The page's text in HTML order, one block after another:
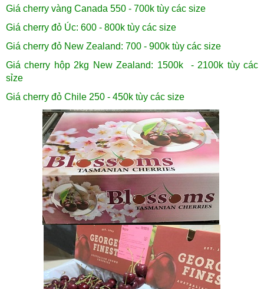
Giá cherry vàng Canada 550 - 700k tùy các size
Giá cherry đỏ Úc: 600 - 800k tùy các size
Giá cherry đỏ New Zealand: 700 - 900k tùy các size
Giá cherry hộp 2kg New Zealand: 1500k - 2100k tùy các
sỉze
Giá cherry đỏ Chile 250 - 450k tùy các size